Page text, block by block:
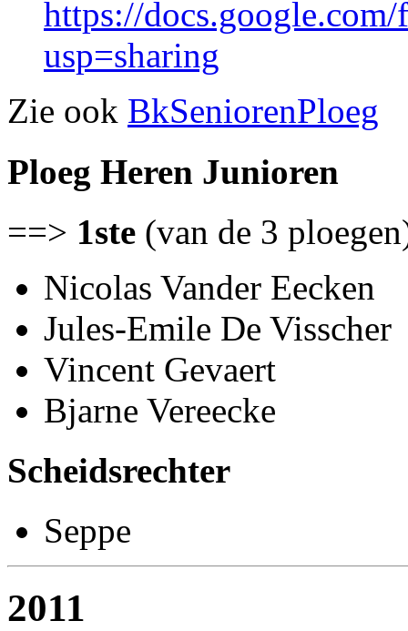
https://
usp=sharing
Zie ook BkSeniorenPloeg
Ploeg Heren Junioren
==> 1ste (van de 3
Nicolas Vander Eecken
Jules-Emile De Visscher
Vincent Gevaert
Bjarne Vereecke
Scheidsrechter
Seppe
2011